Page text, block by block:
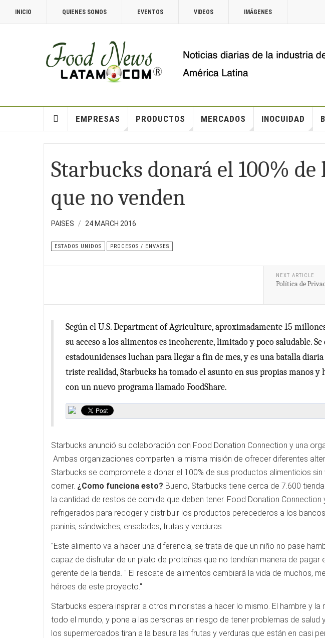
INICIO QUIENES SOMOS EVENTOS VIDEOS IMÁGENES
EMPRESAS PRODUCTOS MERCADOS INOCUIDAD
Starbucks donará el 100%
que no venden
PAISES 24 MARCH 2016
ESTADOS UNIDOS PROCESOS / ENVASES
NEXT ARTICLE
Política de
Según el U.S. Department of Agriculture, aproximadamente 15
su acceso a los alimentos es incoherente, limitado y poco saludable.
estadounidenses luchan para llegar a fin de mes, y es una batalla
triste realidad, Starbucks ha tomado el asunto en sus propias manos y
con un nuevo programa llamado FoodShare.
Starbucks anunció su colaboración con Food Donation Connection y una
Ambas organizaciones comparten la misma misión de ofrecer diferentes
Starbucks se compromete a donar el 100% de sus productos alimenticios
comer. ¿Como funciona esto? Bueno, Starbucks tiene cerca de 7.600
la cantidad de restos de comida que deben tener. Food Donation Connection
refrigerados para recoger y distribuir los productos perecederos a los
paninis, sándwiches, ensaladas, frutas y verduras.
"Este alimento va a hacer una diferencia, se trata de que un niño no pase
capaz de disfrutar de un plato de proteínas que no tendrían manera de pagar
gerente de la tienda. " El rescate de alimentos cambiará la vida de muchos,
héroes de este proyecto."
Starbucks espera inspirar a otros minoristas a hacer lo mismo. El hambre y la
todo el mundo, y pone a las personas en riesgo de tener problemas de
los supermercados tiran a la basura las frutas y verduras que están en casi